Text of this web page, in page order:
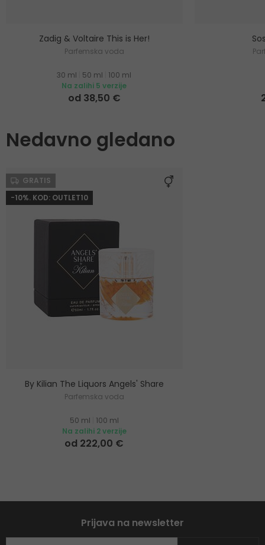
Zadig & Voltaire This is Her!
Parfemska voda
30 ml 50 ml
100 ml
Na zalihi 5 verzije
od 38,50 €
Nedavno gledano
GRATIS
-10%. KOD: OUTLET10
By Kilian The Liquors Angels' Share
Parfemska voda
50 ml
100 ml
Na zalihi 2 verzije
od 222,00 €
Prijava na newsletter